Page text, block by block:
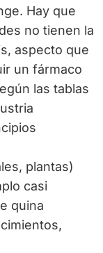
Hay que
no tienen la
aspecto que
un fármaco
las tablas
plantas)
casi
quina